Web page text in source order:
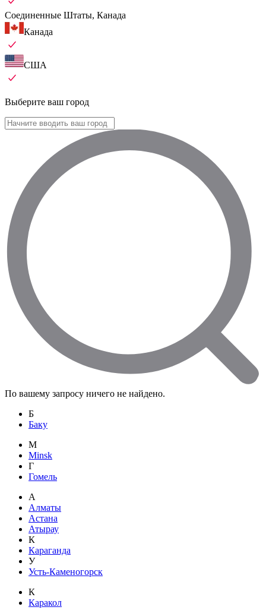
Соединенные Штаты, Канада
Канада
США
Выберите ваш город
По вашему запросу ничего не найдено.
Б
Баку
M
Minsk
Г
Гомель
А
Алматы
Астана
Атырау
К
Караганда
У
Усть-Каменогорск
К
Каракол